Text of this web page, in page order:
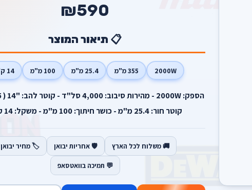
₪590
📋 תיאור המוצר
2000W 355 מ"מ 25.4 מ"מ 100 מ"מ 14 ק"ג
קוטר חור: 25.4 מ"מ - כושר חיתוך: 100 מ"מ - משקל: 14 ק"ג.
🚚 משלוח לכל הארץ 🛡️ אחריות יבואן 🏷️ מחיר יבואן
💬 תמיכה בוואטסאפ